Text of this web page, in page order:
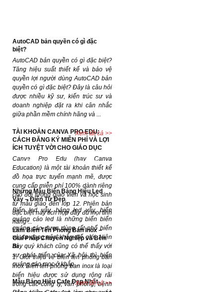
AutoCAD bản quyền có gì đặc
biệt?
AutoCAD bản quyền có gì đặc biệt?
Tăng hiệu suất thiết kế và bảo vệ
quyền lợi người dùng AutoCAD bản
quyền có gì đặc biệt? Đây là câu hỏi
được nhiều kỹ sư, kiến trúc sư và
doanh nghiệp đặt ra khi cân nhắc
giữa phần mềm chính hãng và ...
TÀI KHOẢN CANVA PRO EDU:
CÁCH ĐĂNG KÝ MIỄN PHÍ VÀ LỢI
ÍCH TUYỆT VỜI CHO GIÁO DỤC
Canva Pro Edu (hay Canva
Education) là một tài khoản thiết kế
đồ họa trực tuyến mạnh mẽ, được
cung cấp miễn phí 100% dành riêng
cho đối tượng giáo viên và học sinh
từ mẫu giáo đến lớp 12. Phiên bản
đặc biệt này tích hợp đầy đủ mọi tính
năng ...
Làm Biển Tên Phòng Ban Inox –
Giải Pháp Chuyên Nghiệp và Bền
Bỉ
1. Giới thiệu về biển tên phòng ban
inox Biển tên phòng ban inox là loại
biển hiệu được sử dụng rộng rãi
trong các công ty, văn phòng, bệnh
Xem tất cả >>
Dự án đã hoàn thành
Những Mẫu Biển Bảng Hiệu Led
Vẫy – Điện Tử Đẹp
Biển led vẫy, bảng led vẫy, biển
quảng cáo led là những biển biển
quảng cáo được dùng rất phổ biến
và đa dạng trên khắp thế giới. Hiện
nay quý khách cũng có thể thấy với
sự phát triển của Xã hội thì biển
quảng cáo mọc ở khắp ...
Mẫu Bảng Hiệu Cafe Đẹp Nhất
Xem tất cả >>